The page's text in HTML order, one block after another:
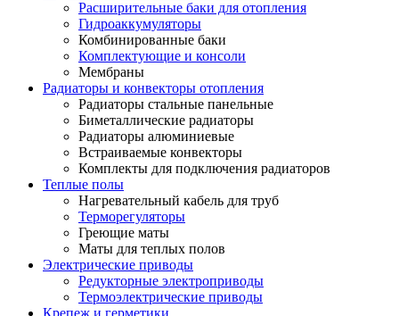
Расширительные баки для отопления
Гидроаккумуляторы
Комбинированные баки
Комплектующие и консоли
Мембраны
Радиаторы и конвекторы отопления
Радиаторы стальные панельные
Биметаллические радиаторы
Радиаторы алюминиевые
Встраиваемые конвекторы
Комплекты для подключения радиаторов
Теплые полы
Нагревательный кабель для труб
Терморегуляторы
Греющие маты
Маты для теплых полов
Электрические приводы
Редукторные электроприводы
Термоэлектрические приводы
Крепеж и герметики